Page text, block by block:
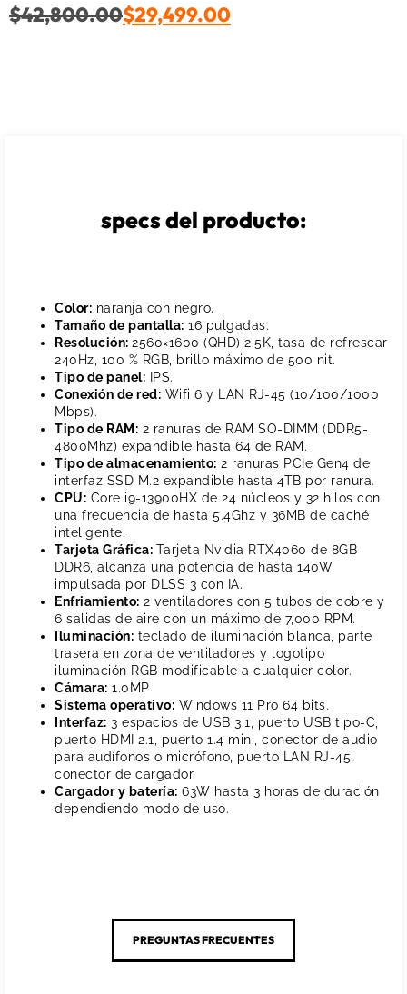
specs del producto:
Color: naranja con negro.
Tamaño de pantalla: 16 pulgadas.
Resolución: 2560×1600 (QHD) 2.5K, tasa de refrescar
240Hz, 100 % RGB, brillo máximo de 500 nit.
Tipo de panel: IPS.
Conexión de red: Wifi 6 y LAN RJ-45 (10/100/1000
Mbps).
Tipo de RAM: 2 ranuras de RAM SO-DIMM (DDR5-
4800Mhz) expandible hasta 64 de RAM.
Tipo de almacenamiento: 2 ranuras PCIe Gen4 de
interfaz SSD M.2 expandible hasta 4TB por ranura.
CPU: Core i9-13900HX de 24 núcleos y 32 hilos con
una frecuencia de hasta 5.4Ghz y 36MB de caché
inteligente.
Tarjeta Gráfica: Tarjeta Nvidia RTX4060 de 8GB
DDR6, alcanza una potencia de hasta 140W,
impulsada por DLSS 3 con IA.
Enfriamiento: 2 ventiladores con 5 tubos de cobre y
6 salidas de aire con un máximo de 7,000 RPM.
Iluminación: teclado de iluminación blanca, parte
trasera en zona de ventiladores y logotipo
iluminación RGB modificable a cualquier color.
Cámara: 1.0MP
Sistema operativo: Windows 11 Pro 64 bits.
Interfaz: 3 espacios de USB 3.1, puerto USB tipo-C,
puerto HDMI 2.1, puerto 1.4 mini, conector de audio
para audífonos o micrófono, puerto LAN RJ-45,
conector de cargador.
Cargador y batería: 63W hasta 3 horas de duración
dependiendo modo de uso.
PREGUNTAS FRECUENTES
$42,800.00$29,499.00